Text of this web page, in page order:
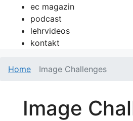
ec magazin
podcast
lehrvideos
kontakt
Home Image Challenges
Image